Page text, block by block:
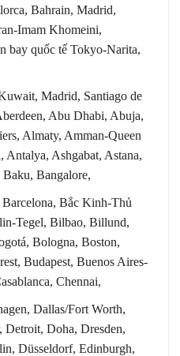
Bahrain, Madrid,
Imam Khomeini,
bay quốc tế Tokyo-Narita,
Madrid, Santiago de
Abu Dhabi, Abuja,
Almaty, Amman-Queen
Ashgabat, Astana,
Bangalore,
Bắc Kinh-Thủ
Tegel, Bilbao, Billund,
Bologna, Boston,
Budapest, Buenos Aires-
Chennai,
Dallas/Fort Worth,
Detroit, Doha, Dresden,
Düsseldorf, Edinburgh,